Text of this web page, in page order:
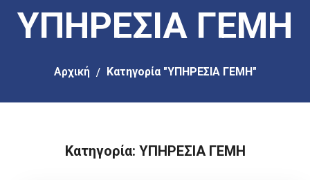
ΥΠΗΡΕΣΙΑ ΓΕΜΗ
Αρχική Κατηγορία "ΥΠΗΡΕΣΙΑ ΓΕΜΗ"
Κατηγορία: ΥΠΗΡΕΣΙΑ ΓΕΜΗ